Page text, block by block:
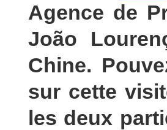
Agence de
João
Chine.
sur cette
les deux